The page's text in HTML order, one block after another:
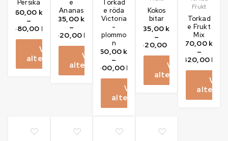
Persika
60,00 kr
–
480,00 kr
Välj
alternativ
e
Ananas
35,00 kr
–
420,00 kr
Välj
alternativ
Torkad
e röda
Victoria
-
plommo
n
50,00 kr
–
400,00 kr
Välj
alternativ
Kokos
bitar
35,00 kr
–
420,00
Välj
alternativ
Frukt
Torkad
e Frukt
Mix
70,00 kr
–
420,00 kr
Välj